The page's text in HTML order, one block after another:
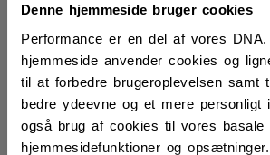
Denne hjemmeside bruger cookies
Performance er en del af vores DNA.
hjemmeside anvender cookies og
til at forbedre brugeroplevelsen samt
bedre ydeevne og et mere personligt
også brug af cookies til vores basale
hjemmesidefunktioner og
TH27 Powered by FTW
PRODUKTER (3)